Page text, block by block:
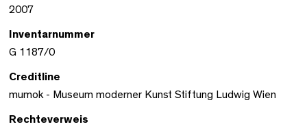
2007
Inventarnummer
G 1187/0
Creditline
mumok - Museum moderner Kunst Stiftung Ludwig Wien
Rechteverweis